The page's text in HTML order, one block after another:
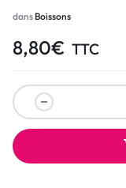
dans Boissons
8,80€ TTC